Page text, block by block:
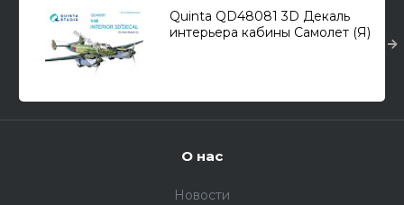
Quinta QD48081 3D Декаль
интерьера кабины Самолет (Я)
О нас
Новости